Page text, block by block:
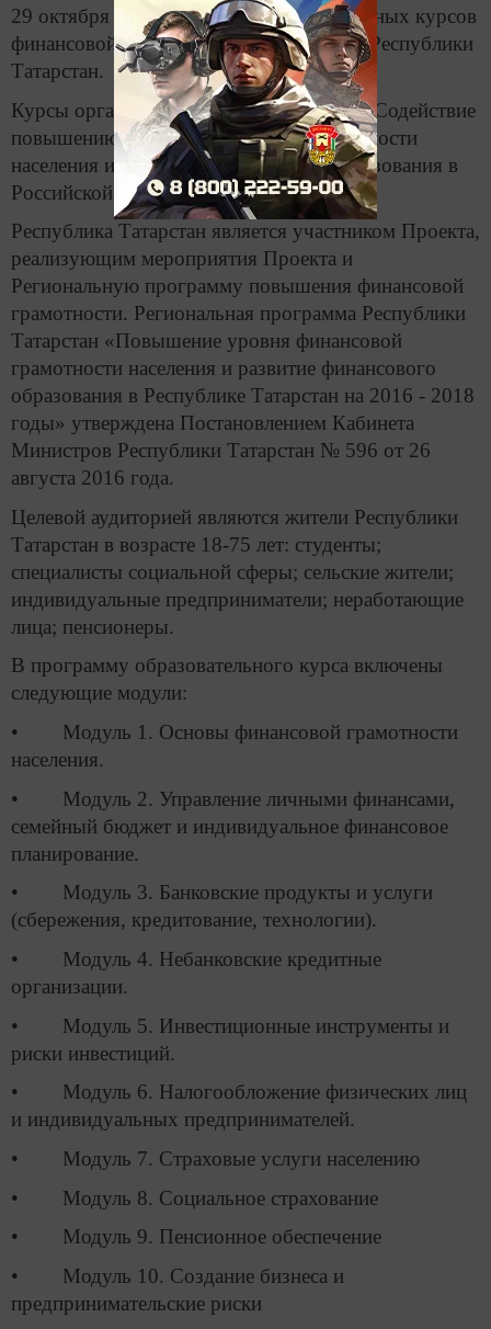
29 октября началась апробация электронных курсов
финансовой грамотности для населения Республики
Татарстан.
Курсы организованы в рамках проекта «Содействие
повышению уровня финансовой грамотности
населения и развитию финансового образования в
Российской Федерации».
Республика Татарстан является участником Проекта,
реализующим мероприятия Проекта и
Региональную программу повышения финансовой
грамотности. Региональная программа Республики
Татарстан «Повышение уровня финансовой
грамотности населения и развитие финансового
образования в Республике Татарстан на 2016 - 2018
годы» утверждена Постановлением Кабинета
Министров Республики Татарстан № 596 от 26
августа 2016 года.
Целевой аудиторией являются жители Республики
Татарстан в возрасте 18-75 лет: студенты;
специалисты социальной сферы; сельские жители;
индивидуальные предприниматели; неработающие
лица; пенсионеры.
В программу образовательного курса включены
следующие модули:
• Модуль 1. Основы финансовой грамотности
населения.
• Модуль 2. Управление личными финансами,
семейный бюджет и индивидуальное финансовое
планирование.
• Модуль 3. Банковские продукты и услуги
(сбережения, кредитование, технологии).
• Модуль 4. Небанковские кредитные
организации.
• Модуль 5. Инвестиционные инструменты и
риски инвестиций.
• Модуль 6. Налогообложение физических лиц
и индивидуальных предпринимателей.
• Модуль 7. Страховые услуги населению
• Модуль 8. Социальное страхование
• Модуль 9. Пенсионное обеспечение
• Модуль 10. Создание бизнеса и
предпринимательские риски